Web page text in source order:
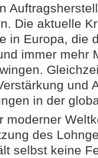
Die aktuelle
in Europa, die
immer mehr
und
in der
moderner
des
selbst keine